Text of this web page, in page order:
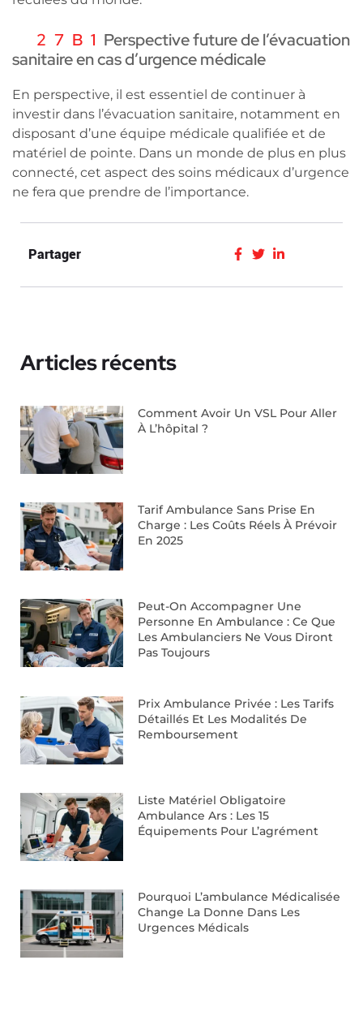
Perspective future de l’évacuation
sanitaire en cas d’urgence médicale
En perspective, il est essentiel de continuer à
investir dans l’évacuation sanitaire, notamment en
disposant d’une équipe médicale qualifiée et de
matériel de pointe. Dans un monde de plus en plus
connecté, cet aspect des soins médicaux d’urgence
ne fera que prendre de l’importance.
Partager
Articles récents
Comment Avoir Un VSL Pour Aller
À L’hôpital ?
Tarif Ambulance Sans Prise En
Charge : Les Coûts Réels À Prévoir
En 2025
Peut-On Accompagner Une
Personne En Ambulance : Ce Que
Les Ambulanciers Ne Vous Diront
Pas Toujours
Prix Ambulance Privée : Les Tarifs
Détaillés Et Les Modalités De
Remboursement
Liste Matériel Obligatoire
Ambulance Ars : Les 15
Équipements Pour L’agrément
Pourquoi L’ambulance Médicalisée
Change La Donne Dans Les
Urgences Médicals